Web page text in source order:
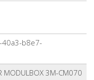
b8e7-
MODULBOX 3M-CM070